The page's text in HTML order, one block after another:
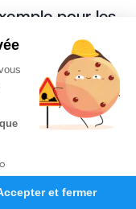
pour les
de marchés publics
aux
de leur
rémunérée au
très courante